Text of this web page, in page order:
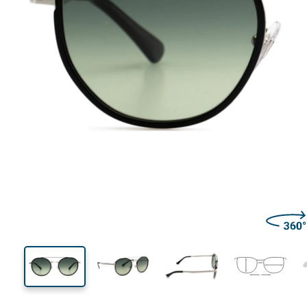
Μήκος σκελετού
47 mm
Ύψος φακού Μήκος φακού
Μήκος